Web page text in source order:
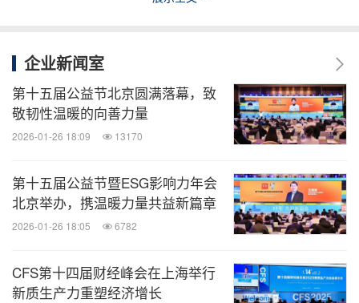
升级、不断想办法提升经营管理效能。他们身上所展
现的企业家精神非常了不起，对经济平稳运行非常重
要，也是推动时代不断向前的重要力量。
以人工智能为代表的数字技术的进一步发展，加速传
统产业数字化，也为低碳转型提供了新的思路。绿色
化牵引数字化，数字化赋能绿色化，二者互为支撑、
协同融合，意义深远。
企业新闻室
第十五届公益节北京圆满落幕，致
敬韧性温暖的向善力量
2026-01-26 18:09 13170
第十五届公益节暨ESG影响力年会
北京举办，携温暖力量共益新篇章
2026-01-26 18:05 6782
CFS第十四届财经峰会在上海举行
新质生产力重塑经济增长